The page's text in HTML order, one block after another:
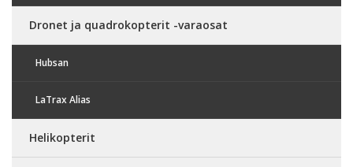
Dronet ja quadrokopterit -varaosat
Hubsan
LaTrax Alias
Helikopterit